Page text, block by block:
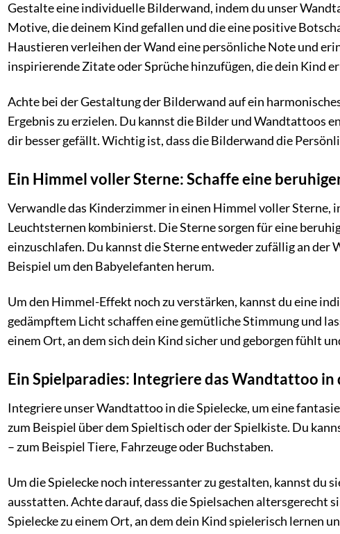
Gestalte eine individuelle Bilderwand, indem du unser
Motive, die deinem Kind gefallen und die eine positive
Haustieren verleihen der Wand eine persönliche Note und
inspirierende Zitate oder Sprüche hinzufügen, die dein Kind
Achte bei der Gestaltung der Bilderwand auf ein
Ergebnis zu erzielen. Du kannst die Bilder und Wandtattoos
dir besser gefällt. Wichtig ist, dass die Bilderwand die
Ein Himmel voller Sterne: Schaffe eine
Verwandle das Kinderzimmer in einen Himmel voller
Leuchtsternen kombinierst. Die Sterne sorgen für eine
einzuschlafen. Du kannst die Sterne entweder zufällig an
Beispiel um den Babyelefanten herum.
Um den Himmel-Effekt noch zu verstärken, kannst du eine
gedämpftem Licht schaffen eine gemütliche Stimmung und
einem Ort, an dem sich dein Kind sicher und geborgen fühlt
Ein Spielparadies: Integriere das Wandtattoo in
Integriere unser Wandtattoo in die Spielecke, um eine
zum Beispiel über dem Spieltisch oder der Spielkiste. Du
– zum Beispiel Tiere, Fahrzeuge oder Buchstaben.
Um die Spielecke noch interessanter zu gestalten, kannst du
ausstatten. Achte darauf, dass die Spielsachen
Spielecke zu einem Ort, an dem dein Kind spielerisch lernen